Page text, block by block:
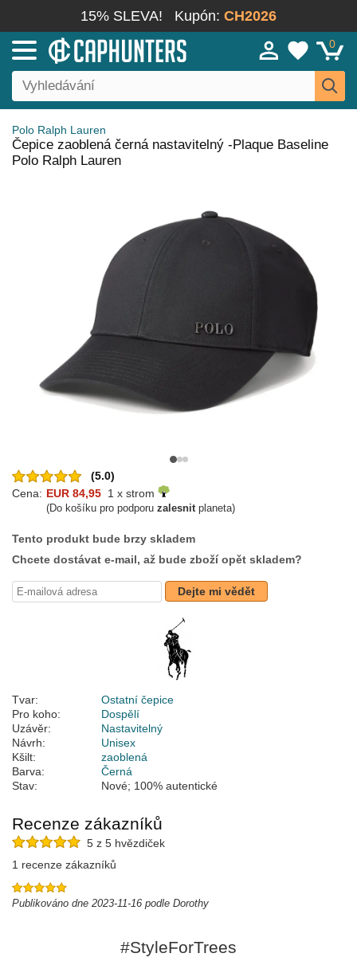
15% SLEVA! Kupón: CH2026
0
Polo Ralph Lauren
Čepice zaoblená černá nastavitelný -Plaque Baseline
Polo Ralph Lauren
(5.0)
Cena: EUR 84,95 1 x strom
(Do košíku pro podporu zalesnitplaneta)
Tento produkt bude brzy skladem
Chcete dostávat e-mail, až bude zboží opět skladem?
Dejte mi vědět
Tvar:
Ostatní čepice
Pro koho:
Dospělí
Uzávěr:
Nastavitelný
Návrh:
Unisex
Kšilt:
zaoblená
Barva:
Černá
Stav:
Nové; 100% autentické
Recenze zákazníků
5 z 5 hvězdiček
1 recenze zákazníků
Publikováno dne 2023-11-16 podle Dorothy
#StyleForTrees